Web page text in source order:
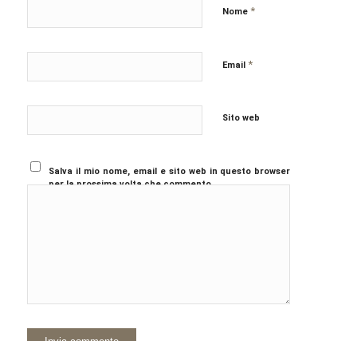
Nome *
Email *
Sito web
Salva il mio nome, email e sito web in questo browser
per la prossima volta che commento.